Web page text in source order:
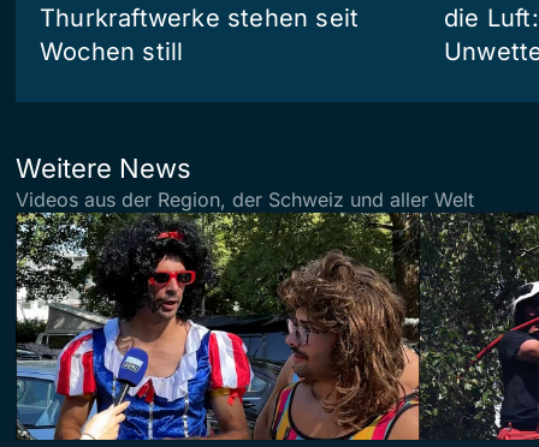
Thurkraftwerke stehen seit
Wochen still
die
Weitere News
Videos aus der Region, der Schweiz und aller Welt